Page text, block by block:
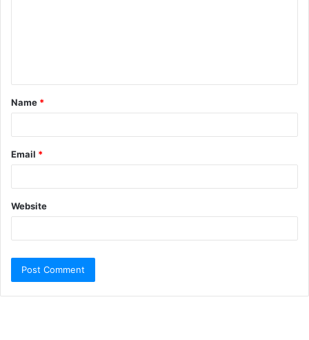
Name *
Email *
Website